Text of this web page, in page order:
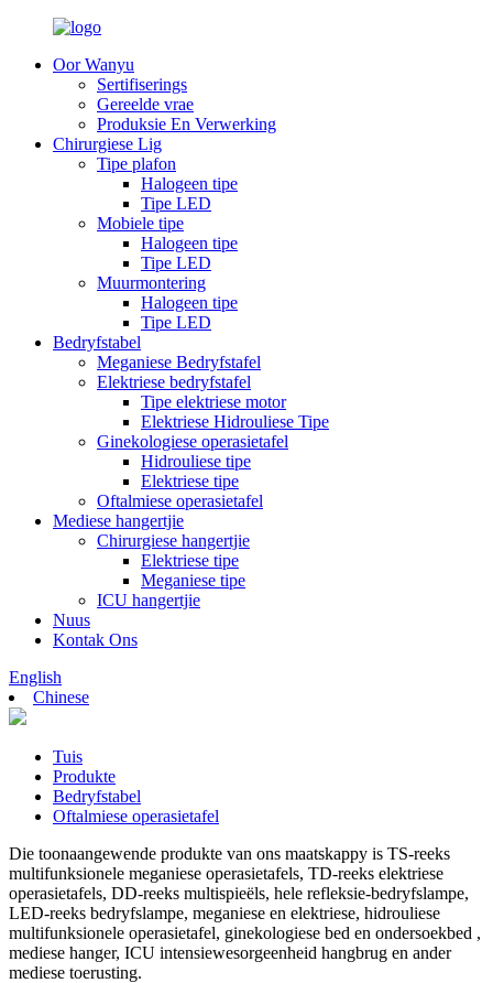
Oor Wanyu
Sertifiserings
Gereelde vrae
Produksie En Verwerking
Chirurgiese Lig
Tipe plafon
Halogeen tipe
Tipe LED
Mobiele tipe
Halogeen tipe
Tipe LED
Muurmontering
Halogeen tipe
Tipe LED
Bedryfstabel
Meganiese Bedryfstafel
Elektriese bedryfstafel
Tipe elektriese motor
Elektriese Hidrouliese Tipe
Ginekologiese operasietafel
Hidrouliese tipe
Elektriese tipe
Oftalmiese operasietafel
Mediese hangertjie
Chirurgiese hangertjie
Elektriese tipe
Meganiese tipe
ICU hangertjie
Nuus
Kontak Ons
English
Chinese
Tuis
Produkte
Bedryfstabel
Oftalmiese operasietafel
Die toonaangewende produkte van ons maatskappy is TS-reeks
multifunksionele meganiese operasietafels, TD-reeks elektriese
operasietafels, DD-reeks multispieëls, hele refleksie-bedryfslampe,
LED-reeks bedryfslampe, meganiese en elektriese, hidrouliese
multifunksionele operasietafel, ginekologiese bed en ondersoekbed ,
mediese hanger, ICU intensiewesorgeenheid hangbrug en ander
mediese toerusting.